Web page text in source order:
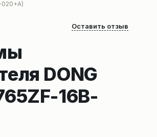
020+A)
Оставить отзыв
DONG
16B-